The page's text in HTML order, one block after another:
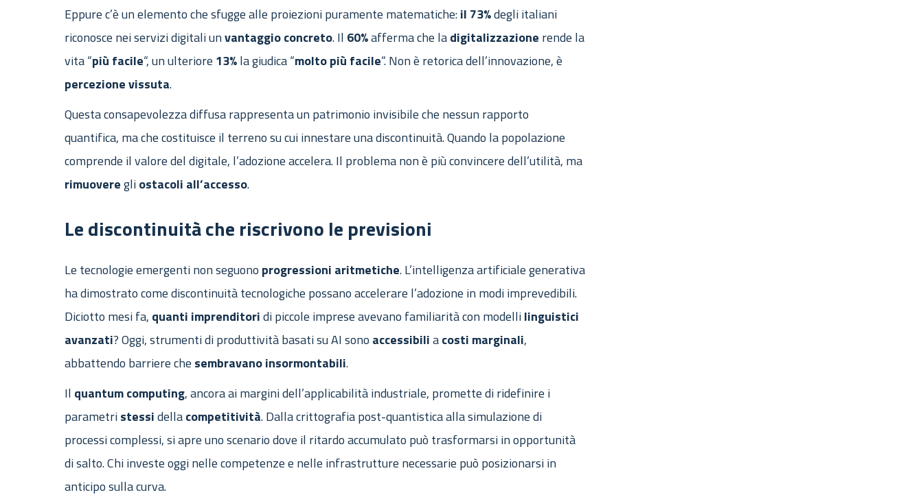
Eppure c’è un elemento che sfugge alle proiezioni puramente matematiche:il 73%degli italiani
riconosce nei servizi digitali unvantaggioconcreto. Il 60%afferma che ladigitalizzazione rende la
vita “più facile“, un ulteriore 13%la giudica “molto più facile“. Non è retorica dell’innovazione, è
percezionevissuta.
Questa consapevolezza diffusa rappresenta un patrimonio invisibile che nessun rapporto
quantifica, ma che costituisce il terreno su cui innestare una discontinuità. Quando la popolazione
comprende il valore del digitale, l’adozione accelera. Il problema non è più convincere dell’utilità, ma
rimuoveregliostacoli all’accesso.
Le discontinuità che riscrivono le previsioni
Le tecnologie emergenti non seguono progressioni aritmetiche. L’intelligenza artificiale generativa
ha dimostrato come discontinuità tecnologiche possano accelerare l’adozione in modi imprevedibili.
Diciotto mesi fa, quanti imprenditoridi piccole imprese avevano familiarità con modellilinguistici
avanzati? Oggi, strumenti di produttività basati su AI sono accessibiliacosti marginali,
abbattendo barriere che sembravanoinsormontabili.
Il quantumcomputing, ancora ai margini dell’applicabilità industriale, promette di ridefinire i
parametristessidellacompetitività. Dalla crittografia post-quantistica alla simulazione di
processi complessi, si apre uno scenario dove il ritardo accumulato può trasformarsi in opportunità
di salto. Chi investe oggi nelle competenze e nelle infrastrutture necessarie può posizionarsi in
anticipo sulla curva.